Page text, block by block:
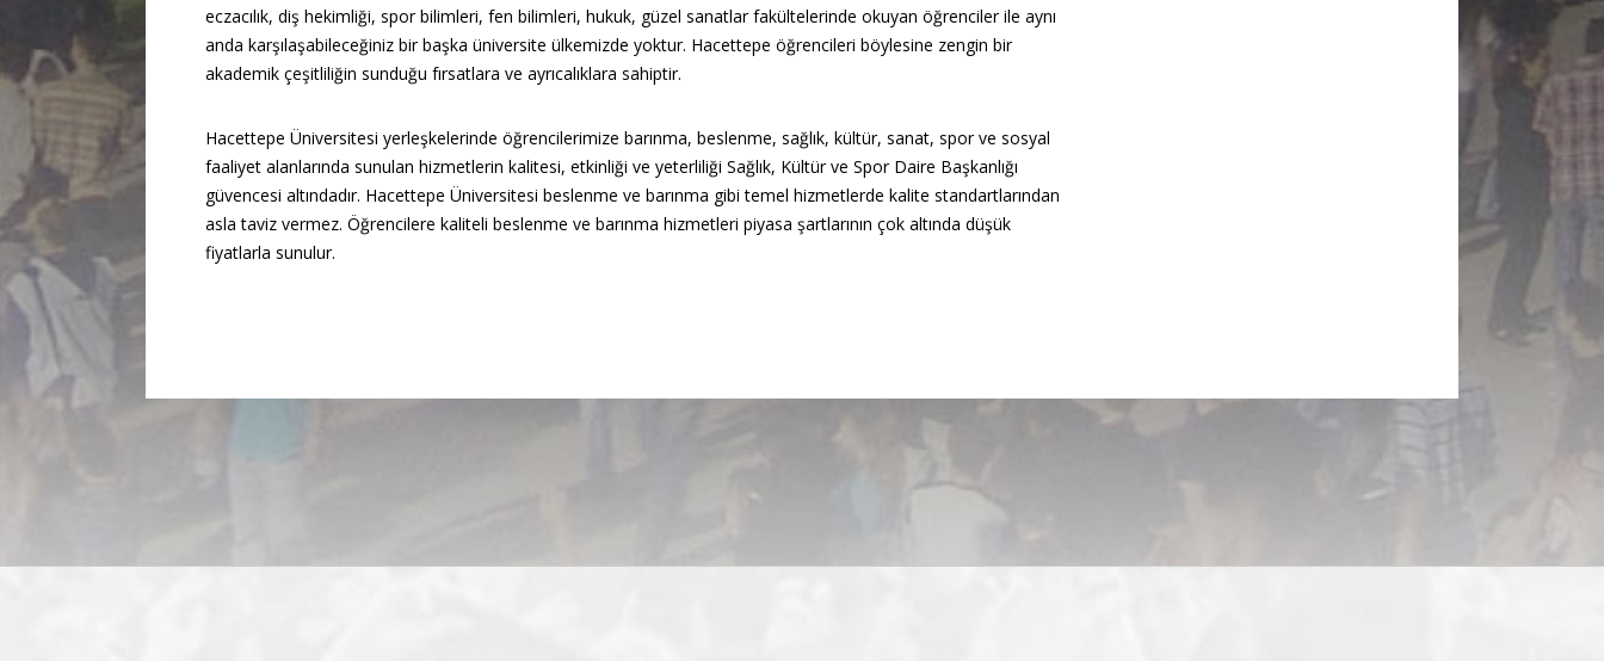
eczacılık, diş hekimliği, spor bilimleri, fen bilimleri, hukuk, güzel sanatlar fakültelerinde okuyan öğrenciler ile aynı
anda karşılaşabileceğiniz bir başka üniversite ülkemizde yoktur. Hacettepe öğrencileri böylesine zengin bir
akademik çeşitliliğin sunduğu fırsatlara ve ayrıcalıklara sahiptir.
Hacettepe Üniversitesi yerleşkelerinde öğrencilerimize barınma, beslenme, sağlık, kültür, sanat, spor ve sosyal
faaliyet alanlarında sunulan hizmetlerin kalitesi, etkinliği ve yeterliliği Sağlık, Kültür ve Spor Daire Başkanlığı
güvencesi altındadır. Hacettepe Üniversitesi beslenme ve barınma gibi temel hizmetlerde kalite standartlarından
asla taviz vermez. Öğrencilere kaliteli beslenme ve barınma hizmetleri piyasa şartlarının çok altında düşük
fiyatlarla sunulur.